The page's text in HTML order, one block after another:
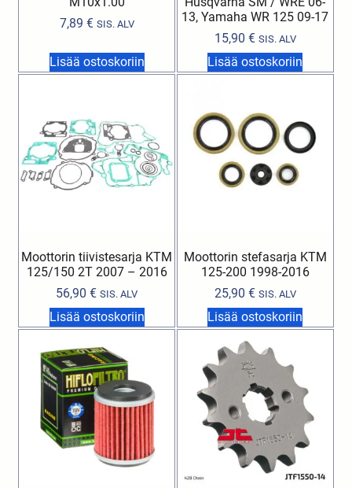
7,89 € SIS. ALV
Lisää ostoskoriin
13, Yamaha WR 125 09-17
15,90 € SIS. ALV
Lisää ostoskoriin
Moottorin tiivistesarja KTM
125/150 2T 2007 – 2016
56,90€ SIS. ALV
Lisää ostoskoriin
Moottorin stefasarja KTM
125-200 1998-2016
25,90 € SIS. ALV
Lisää ostoskoriin